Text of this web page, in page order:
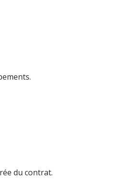
du contrat.